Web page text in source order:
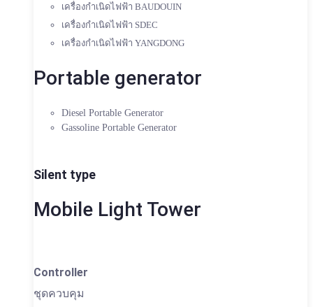
เครื่องกำเนิดไฟฟ้า BAUDOUIN
เครื่องกำเนิดไฟฟ้า SDEC
เครื่องกำเนิดไฟฟ้า YANGDONG
Portable generator
Diesel Portable Generator
Gassoline Portable Generator
Silent type
Mobile Light Tower
Controller
ชุดควบคุม